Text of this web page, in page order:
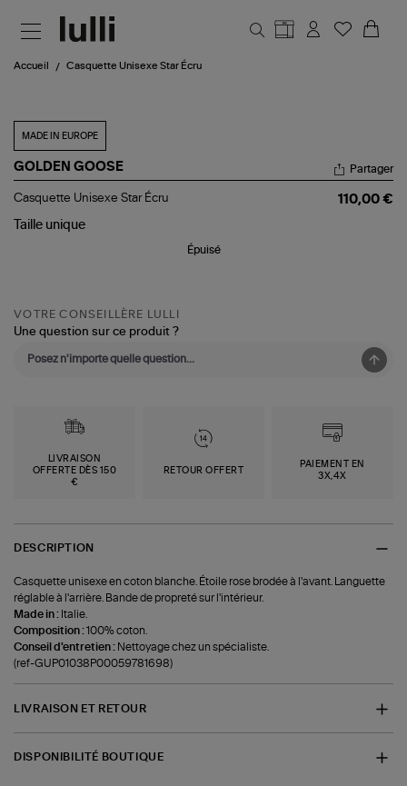
Accueil Casquette Unisexe Star Écru
MADE IN EUROPE
GOLDEN GOOSE
Casquette
Star
Partager
Casquette Unisexe Star Écru
110,00 €
Taille unique
Épuisé
VOTRE CONSEILLÈRE LULLI
Une question sur ce produit ?
LIVRAISON
OFFERTE DÈS 150
€
RETOUR OFFERT
PAIEMENT EN
3X,4X
DESCRIPTION
Casquette unisexe en coton blanche. Étoile rose brodée à l'avant. Languette
réglable à l'arrière. Bande de propreté sur l'intérieur.
Made in : Italie.
Composition :100% coton.
Conseil d'entretien : Nettoyage chez un spécialiste.
(ref-GUP01038P00059781698)
LIVRAISON ET RETOUR
DISPONIBILITÉ BOUTIQUE